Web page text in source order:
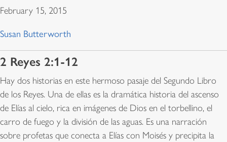
February 15, 2015
Susan Butterworth
2 Reyes 2:1-12
Hay dos historias en este hermoso pasaje del Segundo Libro
de los Reyes. Una de ellas es la dramática historia del ascenso
de Elías al cielo, rica en imágenes de Dios en el torbellino, el
carro de fuego y la división de las aguas. Es una narración
sobre profetas que conecta a Elías con Moisés y precipita la